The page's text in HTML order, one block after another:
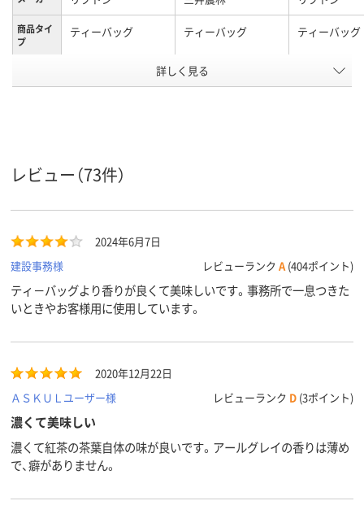
商品タイ
プ
ティーバッグ ティーバッグ ティーバッグ
40 40
詳しく見る
レビュー（73件）
2024年6月7日
建設事務様
レビューランク A (404ポイント)
ティ－バッグより香りが良くて美味しいです。事務所で一息つきた
いときやお客様用に使用しています。
2020年12月22日
ＡＳＫＵＬユーザー様
レビューランク D (3ポイント)
濃くて美味しい
濃くて紅茶の茶葉自体の味が良いです。アールグレイの香りは薄め
で、癖がありません。